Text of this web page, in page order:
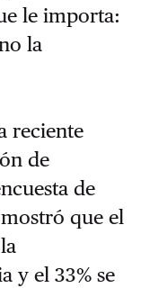
le importa:
la
reciente
de
de
que el
y el 33% se